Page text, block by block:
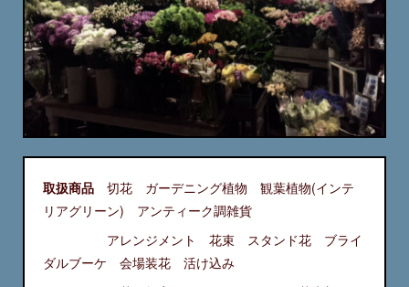
取扱商品 切花 ガーデニング植物 観葉植物(インテ
リアグリーン) アンティーク調雑貨
アレンジメント 花束 スタンド花 ブライ
ダルブーケ 会場装花 活け込み